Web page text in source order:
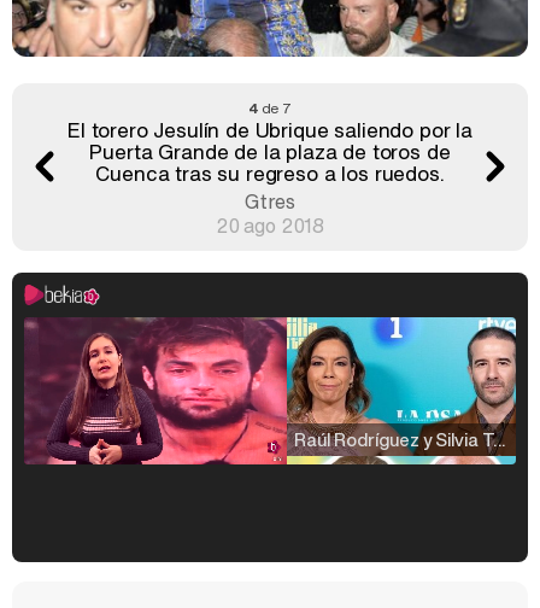
4de 7
El torero Jesulín de Ubrique saliendo por la
Puerta Grande de la plaza de toros de
Cuenca tras su regreso a los ruedos.
Gtres
20 ago 2018
Raúl Rodríguez y Silvia Taulés nos cuentan su papel en 'La familia de la tele'